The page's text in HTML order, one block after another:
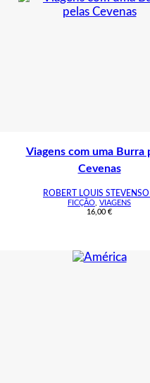
Viagens com uma Burra
Cevenas
ROBERT LOUIS
FICÇÃO VIAGENS
16,00 €